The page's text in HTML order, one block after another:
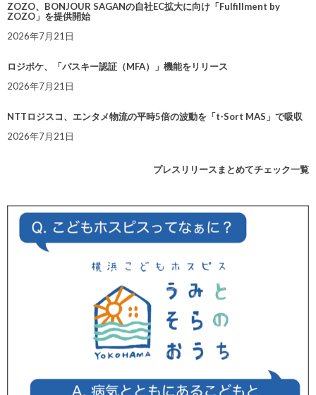
ZOZO、BONJOUR SAGANの自社EC拡大に向け「Fulfillment by
ZOZO」を提供開始
2026年7月21日
ロジポケ、「パスキー認証（MFA）」機能をリリース
2026年7月21日
NTTロジスコ、エンタメ物流の平時5倍の波動を「t-Sort MAS」で吸収
2026年7月21日
プレスリリースまとめてチェック一覧